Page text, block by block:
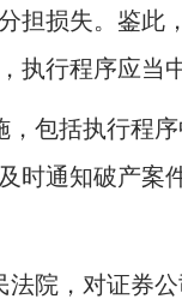
担损失。鉴此
执行程序应当
包括执行程
通知破产案
院，对证券